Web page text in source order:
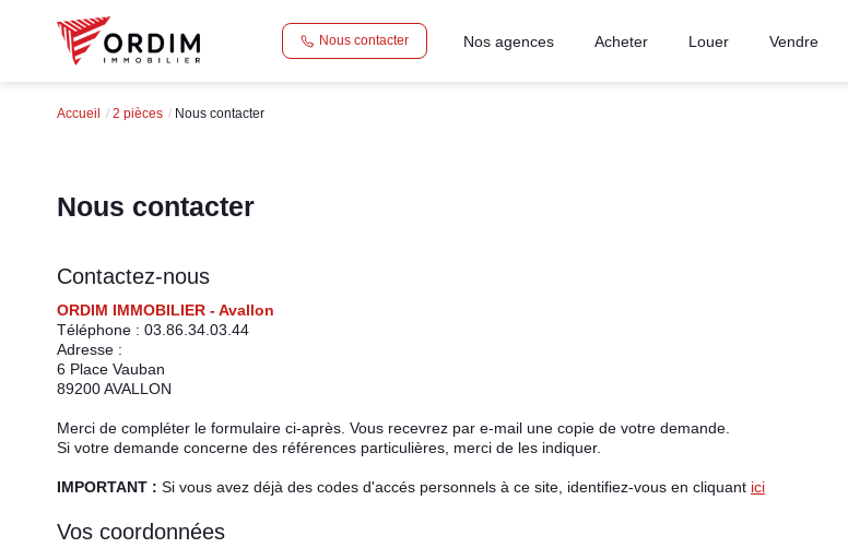
Nous contacter Nos agences Acheter Louer Vendre
Accueil 2 pièces Nous contacter
Nous contacter
Contactez-nous
ORDIM IMMOBILIER - Avallon
Téléphone : 03.86.34.03.44
Adresse :
6 Place Vauban
89200AVALLON
Merci de compléter le formulaire ci-après. Vous recevrez par e-mail une copie de votre demande.
Si votre demande concerne des références particulières, merci de les indiquer.
IMPORTANT : Si vous avez déjà des codes d'accés personnels à ce site, identifiez-vous en cliquant ici
Vos coordonnées